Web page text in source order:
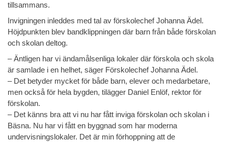
tillsammans.
Invigningen inleddes med tal av förskolechef Johanna Ädel.
Höjdpunkten blev bandklippningen där barn från både förskolan
och skolan deltog.
– Äntligen har vi ändamålsenliga lokaler där förskola och skola
är samlade i en helhet, säger Förskolechef Johanna Ädel.
– Det betyder mycket för både barn, elever och medarbetare,
men också för hela bygden, tilägger Daniel Enlöf, rektor för
förskolan.
– Det känns bra att vi nu har fått inviga förskolan och skolan i
Bäsna. Nu har vi fått en byggnad som har moderna
undervisningslokaler. Det är min förhoppning att de